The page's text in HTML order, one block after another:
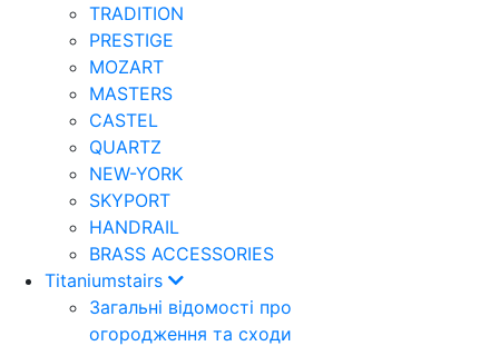
TRADITION
PRESTIGE
MOZART
MASTERS
CASTEL
QUARTZ
NEW-YORK
SKYPORT
HANDRAIL
BRASS ACCESSORIES
Titaniumstairs
Загальні відомості про
огородження та сходи